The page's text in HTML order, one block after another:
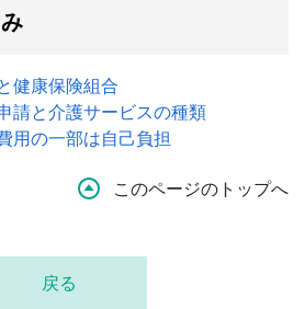
健康保険組合
請と介護サービスの種類
用の一部は自己負担
このページのトップへ
戻る